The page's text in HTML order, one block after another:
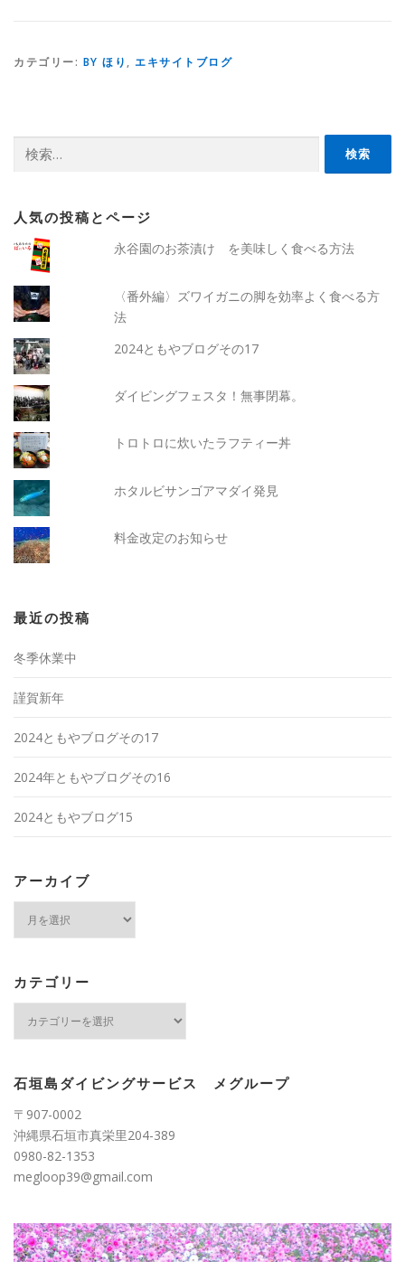
カテゴリー: BY ほり , エキサイトブログ
索:
人気の投稿とページ
永谷園のお茶漬け を美味しく食べる方法
〈番外編〉ズワイガニの脚を効率よく食べる方
法
2024ともやブログその17
ダイビングフェスタ！無事閉幕。
トロトロに炊いたラフティー丼
ホタルビサンゴアマダイ発見
料金改定のお知らせ
最近の投稿
冬季休業中
謹賀新年
2024ともやブログその17
2024年ともやブログその16
2024ともやブログ15
アーカイブ
ブ
カテゴリー
ー
石垣島ダイビングサービス メグループ
〒907-0002
沖縄県石垣市真栄里204-389
0980-82-1353
megloop39@gmail.com